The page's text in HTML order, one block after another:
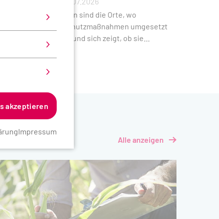
Der
vom
ifeu –
Regionen sind die Orte, wo
Klimaschutzmaßnahmen umgesetzt
werden und sich zeigt, ob sie
funktionieren oder nicht. Ryan Kelly
und ihre Bedeutung für den
Alle anzeigen
akzeptieren
Impressum